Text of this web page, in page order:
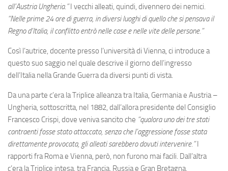
all’Austria Ungheria.”I vecchi alleati, quindi, divennero dei nemici.
“Nelle prime 24 ore di guerra, in diversi luoghi di quello che si pensava il
Regno d’Italia, il conflitto entrò nelle case e nelle vite delle persone.”
Così l’autrice, docente presso l’università di Vienna, ci introduce a
questo suo saggio nel quale descrive il giorno dell’ingresso
dell’Italia nella Grande Guerra da diversi punti di vista.
Da una parte c’era la Triplice alleanza tra Italia, Germania e Austria –
Ungheria, sottoscritta, nel 1882, dall’allora presidente del Consiglio
Francesco Crispi, dove veniva sancito che “qualora uno dei tre stati
contraenti fosse stato attaccato, senza che l’aggressione fosse stata
direttamente provocata, gli alleati sarebbero dovuti intervenire.”I
rapporti fra Roma e Vienna, però, non furono mai facili. Dall’altra
c’era la Triplice intesa, tra Francia, Russia e Gran Bretagna.